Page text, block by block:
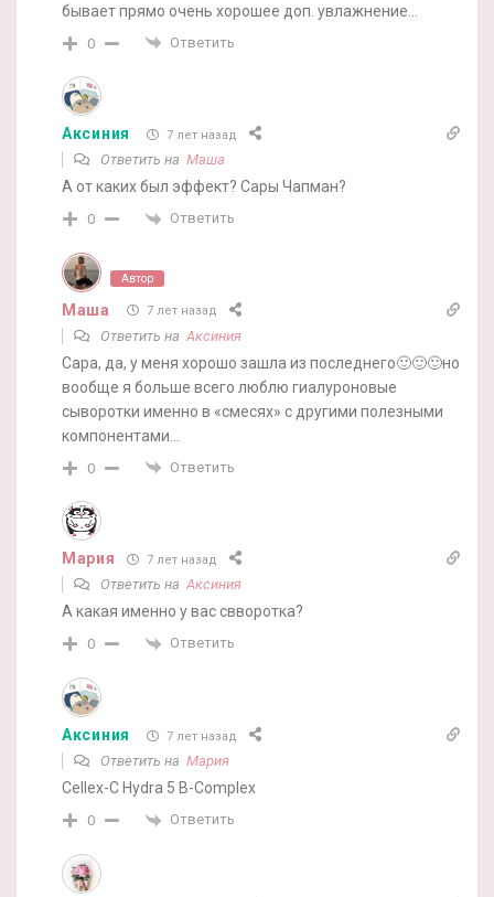
бывает прямо очень хорошее доп. увлажнение…
0 Ответить
Аксиния 7 лет назад
Ответить на Маша
А от каких был эффект? Сары Чапман?
0 Ответить
Автор
Маша 7 лет назад
Ответить на Аксиния
Сара, да, у меня хорошо зашла из последнего🙂🙂🙂но
вообще я больше всего люблю гиалуроновые
сыворотки именно в «смесях» с другими полезными
компонентами…
0 Ответить
Мария 7 лет назад
Ответить наАксиния
А какая именно у вас свворотка?
0 Ответить
Аксиния 7 лет назад
Ответить на Мария
Cellex-C Hydra 5 B-Complex
0 Ответить